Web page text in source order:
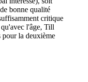
bonne qualité
critique
l'âge, Till
la deuxième